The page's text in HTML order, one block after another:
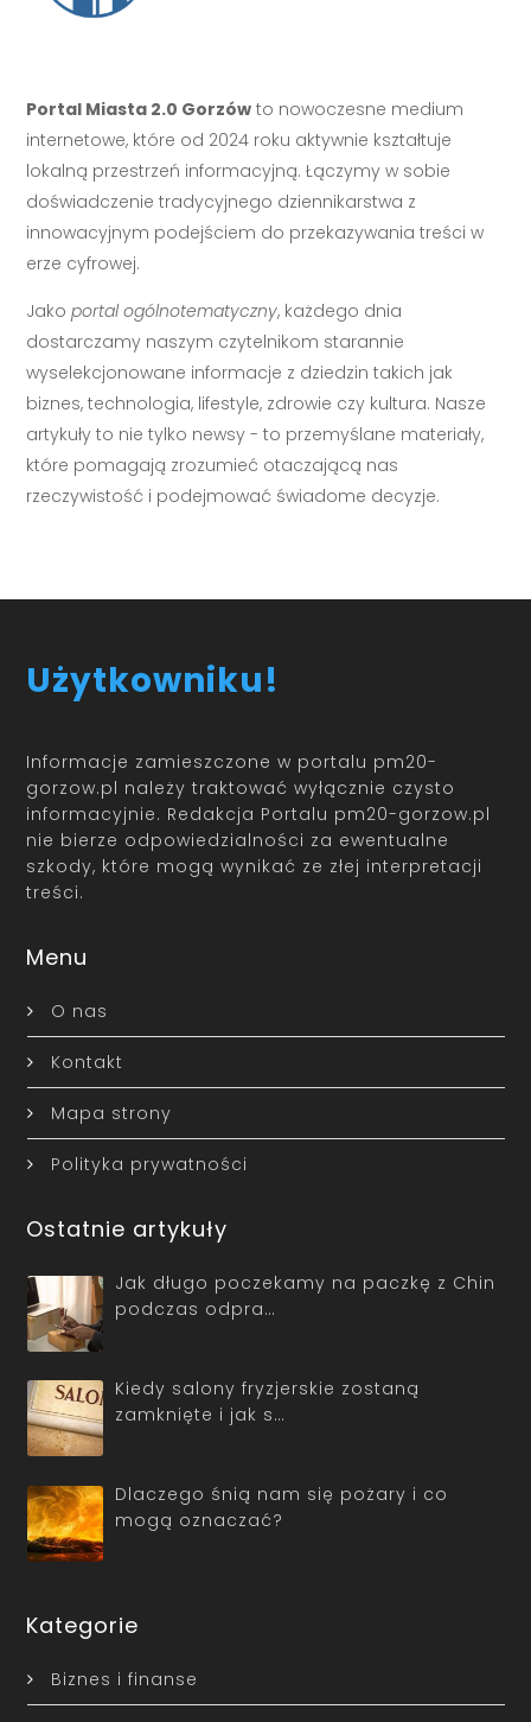
Portal Miasta 2.0 Gorzów to nowoczesne medium
internetowe, które od 2024 roku aktywnie kształtuje
lokalną przestrzeń informacyjną. Łączymy w sobie
doświadczenie tradycyjnego dziennikarstwa z
innowacyjnym podejściem do przekazywania treści w
erze cyfrowej.
Jakoportal ogólnotematyczny, każdego dnia
dostarczamy naszym czytelnikom starannie
wyselekcjonowane informacje z dziedzin takich jak
biznes, technologia, lifestyle, zdrowie czy kultura. Nasze
artykuły to nie tylko newsy - to przemyślane materiały,
które pomagają zrozumieć otaczającą nas
rzeczywistość i podejmować świadome decyzje.
Użytkowniku!
Informacje zamieszczone w portalu pm20-
gorzow.pl należy traktować wyłącznie czysto
informacyjnie. Redakcja Portalu pm20-gorzow.pl
nie bierze odpowiedzialności za ewentualne
szkody, które mogą wynikać ze złej interpretacji
treści.
Menu
O nas
Kontakt
Mapa strony
Polityka prywatności
Ostatnie artykuły
Jak długo poczekamy na paczkę z Chin
podczas odpra…
Kiedy salony fryzjerskie zostaną
zamknięte i jak s…
Dlaczego śnią nam się pożary i co
mogą oznaczać?
Kategorie
Biznes i finanse